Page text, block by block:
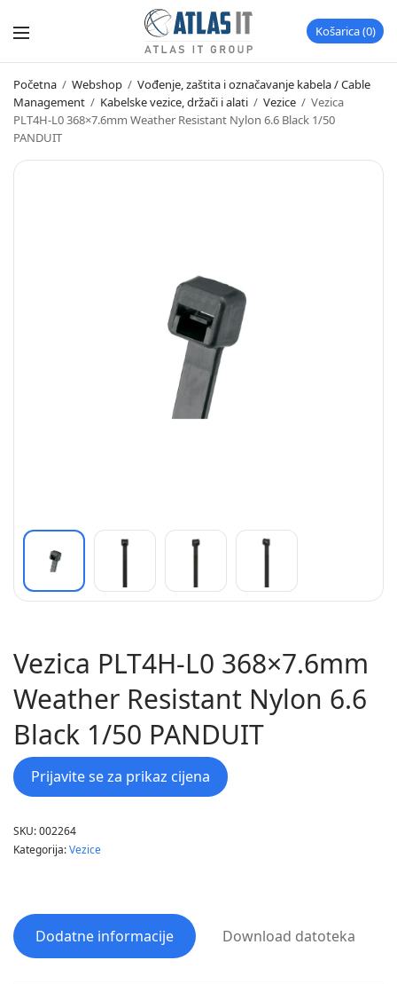
Košarica 0
Početna / Webshop / Vođenje, zaštita i označavanje kabela / Cable
Management / Kabelske vezice, držači i alati / Vezice / Vezica
PLT4H-L0 368×7.6mm Weather Resistant Nylon 6.6 Black 1/50
PANDUIT
Vezica PLT4H-L0 368×7.6mm
Weather Resistant Nylon 6.6
Black 1/50 PANDUIT
Prijavite se za prikaz cijena
SKU:002264
Kategorija:Vezice
Dodatne informacije Download datoteka